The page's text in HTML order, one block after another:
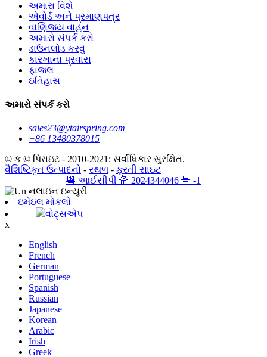
અમારા વિશે
એવોર્ડ અને પ્રમાણપત્ર
વાણિજ્ય વાહન
અમારો સંપર્ક કરો
ડાઉનલોડ કરવું
કારખાના પ્રવાસ
ફાજલ
ઇતિહાસ
અમારો સંપર્ક કરો
sales23@ytairspring.com
+86 13480378015
© ક © પિરાઇટ - 2010-2021: સર્વાધિકાર સુરક્ષિત.
વૈશિષ્ટિકૃત ઉત્પાદનો - સ્થળ - ફરતી સાઇટ
粤 આઈસીપી 备 2024344046 号 -1
ઇમેઇલ મોકલો
વોટ્સએપ
x
English
French
German
Portuguese
Spanish
Russian
Japanese
Korean
Arabic
Irish
Greek